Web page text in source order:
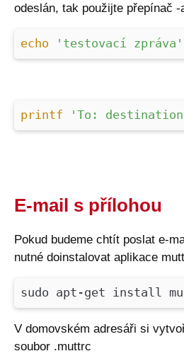
odeslán, tak použijte přepínač -
echo 'testovací zpráva'
printf 'To: destination-
E-mail s přílohou
Pokud budeme chtít poslat e-
nutné doinstalovat aplikace mutt
sudo apt-get install
V domovském adresáři si
soubor .muttrc